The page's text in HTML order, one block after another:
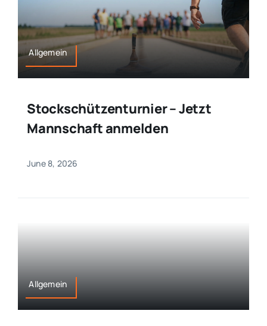
Allgemein
Stockschützenturnier – Jetzt
Mannschaft anmelden
June 8, 2026
Allgemein